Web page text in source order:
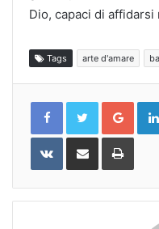
Dio, capaci di
Tags arte d'amare
VKontakteShare
Email
Print